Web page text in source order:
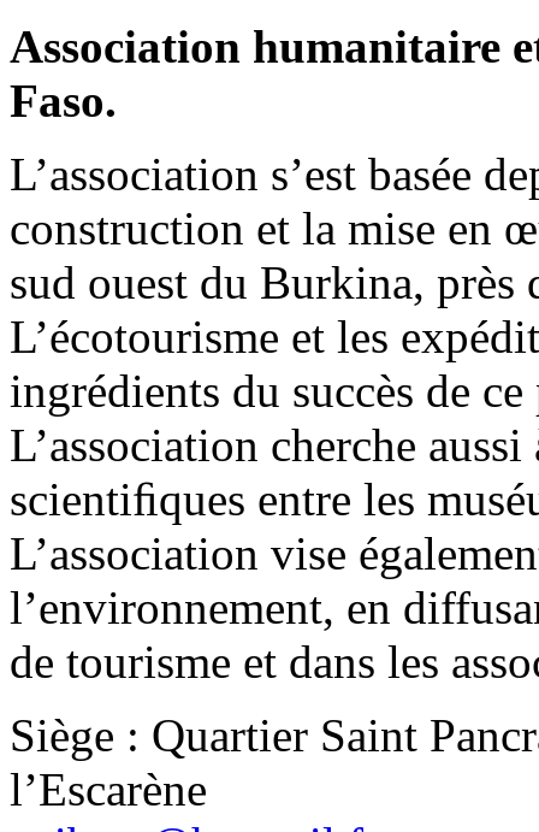
Association humanitaire
Faso.
L’association s’est basée
construction et la mise en
sud ouest du Burkina,
L’écotourisme et les
ingrédients du succès de
L’association cherche
scientiﬁques entre les
L’association vise
l’environnement, en
de tourisme et dans les
Siège : Quartier Saint
l’Escarène